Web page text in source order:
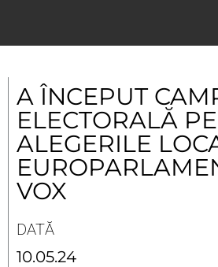
content
A ÎNCEPUT
ELECTORALĂ
ALEGERILE
VOX
DATĂ
10.05.24